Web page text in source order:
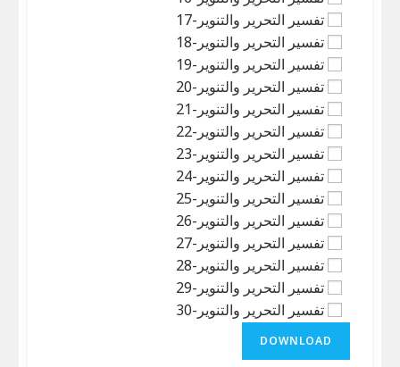
تفسير التحرير والتنوير-17
تفسير التحرير والتنوير-18
تفسير التحرير والتنوير-19
تفسير التحرير والتنوير-20
تفسير التحرير والتنوير-21
تفسير التحرير والتنوير-22
تفسير التحرير والتنوير-23
تفسير التحرير والتنوير-24
تفسير التحرير والتنوير-25
تفسير التحرير والتنوير-26
تفسير التحرير والتنوير-27
تفسير التحرير والتنوير-28
تفسير التحرير والتنوير-29
تفسير التحرير والتنوير-30
DOWNLOAD